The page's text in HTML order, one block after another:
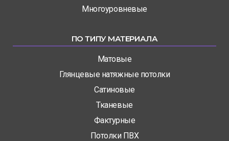
Многоуровневые
ПО ТИПУ МАТЕРИАЛА
Матовые
Глянцевые натяжные потолки
Сатиновые
Тканевые
Фактурные
Потолки ПВХ